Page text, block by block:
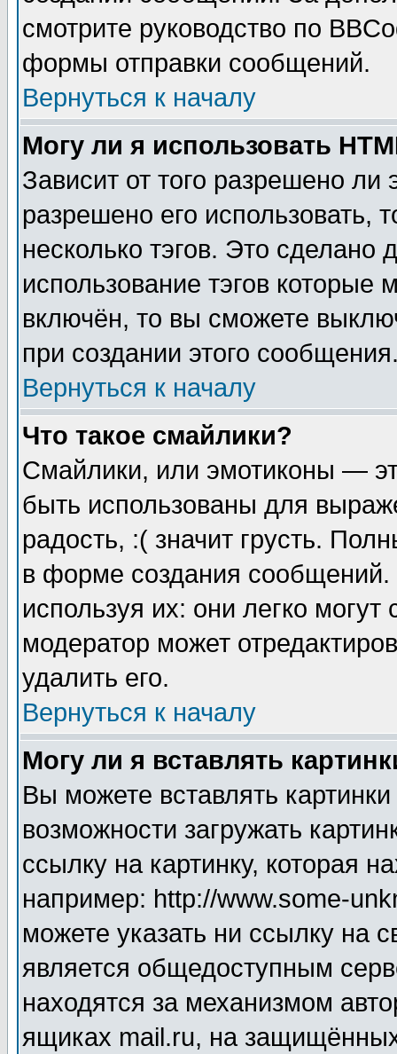
смотрите руководство по
формы отправки сообщений.
Вернуться к началу
Могу ли я использовать
Зависит от того разрешено
разрешено его использовать,
несколько тэгов. Это сделано
использование тэгов
включён, то вы сможете
при создании этого
Вернуться к началу
Что такое смайлики?
Смайлики, или эмотиконы —
быть использованы для
радость, :( значит грусть.
в форме создания сообщений.
используя их: они легко
модератор может
удалить его.
Вернуться к началу
Могу ли я вставлять
Вы можете вставлять
возможности загружать
ссылку на картинку, которая
например: http://www.some-
можете указать ни ссылку на
является общедоступным
находятся за механизмом
ящиках mail.ru, на